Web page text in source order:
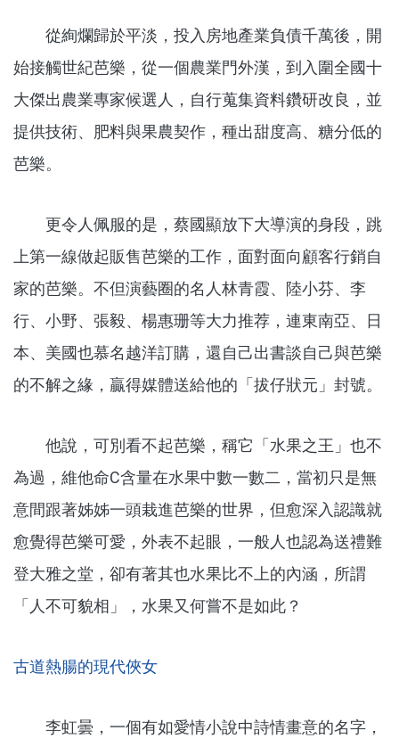
從絢爛歸於平淡，投入房地產業負債千萬後，開
始接觸世紀芭樂，從一個農業門外漢，到入圍全國十
大傑出農業專家候選人，自行蒐集資料鑽研改良，並
提供技術、肥料與果農契作，種出甜度高、糖分低的
芭樂。
更令人佩服的是，蔡國顯放下大導演的身段，跳
上第一線做起販售芭樂的工作，面對面向顧客行銷自
家的芭樂。不但演藝圈的名人林青霞、陸小芬、李
行、小野、張毅、楊惠珊等大力推荐，連東南亞、日
本、美國也慕名越洋訂購，還自己出書談自己與芭樂
的不解之緣，贏得媒體送給他的「拔仔狀元」封號。
他說，可別看不起芭樂，稱它「水果之王」也不
為過，維他命C含量在水果中數一數二，當初只是無
意間跟著姊姊一頭栽進芭樂的世界，但愈深入認識就
愈覺得芭樂可愛，外表不起眼，一般人也認為送禮難
登大雅之堂，卻有著其也水果比不上的內涵，所謂
「人不可貌相」，水果又何嘗不是如此？
古道熱腸的現代俠女
李虹曇，一個有如愛情小說中詩情畫意的名字，